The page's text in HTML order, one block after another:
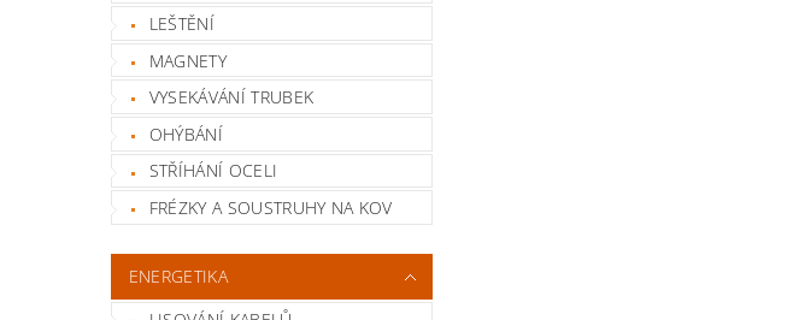
LEŠTĚNÍ
MAGNETY
VYSEKÁVÁNÍ TRUBEK
OHÝBÁNÍ
STŘÍHÁNÍ OCELI
FRÉZKY A SOUSTRUHY NA KOV
ENERGETIKA